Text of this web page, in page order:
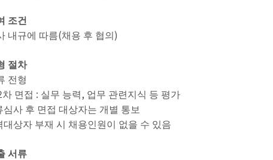
조건
내규에 따름(채용 후 협의 )
절차
전형
차 면접 : 실무 능력, 업무 관련지식 등 평가
심사 후 면접 대상자는 개별 통보
대상자 부재 시 채용인원이 없을 수 있음
서류